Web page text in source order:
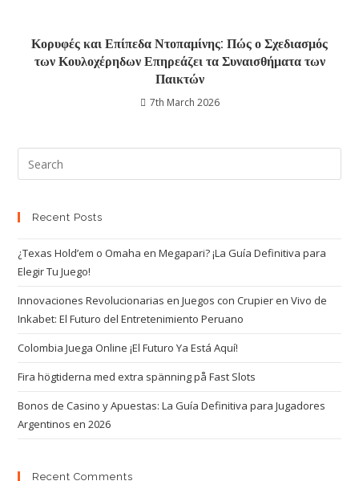
Κορυφές και Επίπεδα Ντοπαμίνης: Πώς ο Σχεδιασμός
των Κουλοχέρηδων Επηρεάζει τα Συναισθήματα των
Παικτών
7th March 2026
Recent Posts
¿Texas Hold’em o Omaha en Megapari? ¡La Guía Definitiva para
Elegir Tu Juego!
Innovaciones Revolucionarias en Juegos con Crupier en Vivo de
Inkabet: El Futuro del Entretenimiento Peruano
Colombia Juega Online ¡El Futuro Ya Está Aquí!
Fira högtiderna med extra spänning på Fast Slots
Bonos de Casino y Apuestas: La Guía Definitiva para Jugadores
Argentinos en 2026
Recent Comments